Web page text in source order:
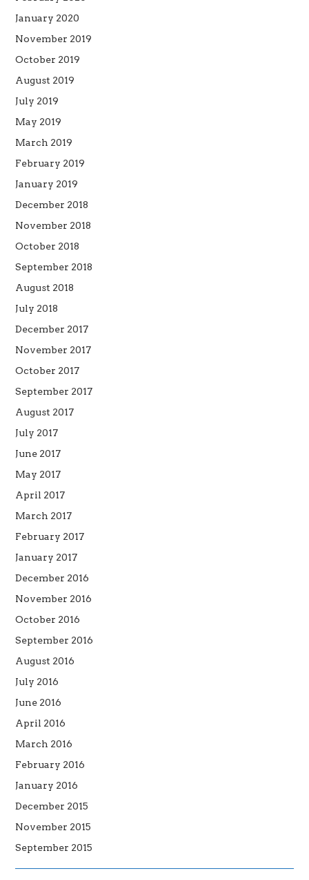
January 2020
November 2019
October 2019
August 2019
July 2019
May 2019
March 2019
February 2019
January 2019
December 2018
November 2018
October 2018
September 2018
August 2018
July 2018
December 2017
November 2017
October 2017
September 2017
August 2017
July 2017
June 2017
May 2017
April 2017
March 2017
February 2017
January 2017
December 2016
November 2016
October 2016
September 2016
August 2016
July 2016
June 2016
April 2016
March 2016
February 2016
January 2016
December 2015
November 2015
September 2015